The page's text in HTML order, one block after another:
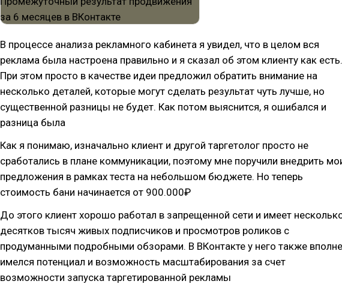
В процессе анализа рекламного кабинета я увидел, что в целом вся
реклама была настроена правильно и я сказал об этом клиенту как есть.
При этом просто в качестве идеи предложил обратить внимание на
несколько деталей, которые могут сделать результат чуть лучше, но
существенной разницы не будет. Как потом выяснится, я ошибался и
разница была
Как я понимаю, изначально клиент и другой таргетолог просто не
сработались в плане коммуникации, поэтому мне поручили внедрить
предложения в рамках теста на небольшом бюджете. Но теперь
стоимость бани начинается от 900.000₽
До этого клиент хорошо работал в запрещенной сети и имеет
десятков тысяч живых подписчиков и просмотров роликов с
продуманными подробными обзорами. В ВКонтакте у него также вполне
имелся потенциал и возможность масштабирования за счет
возможности запуска таргетированной рекламы